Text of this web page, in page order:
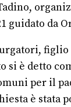
guidato da
figlio
si è detto
per il
è stata